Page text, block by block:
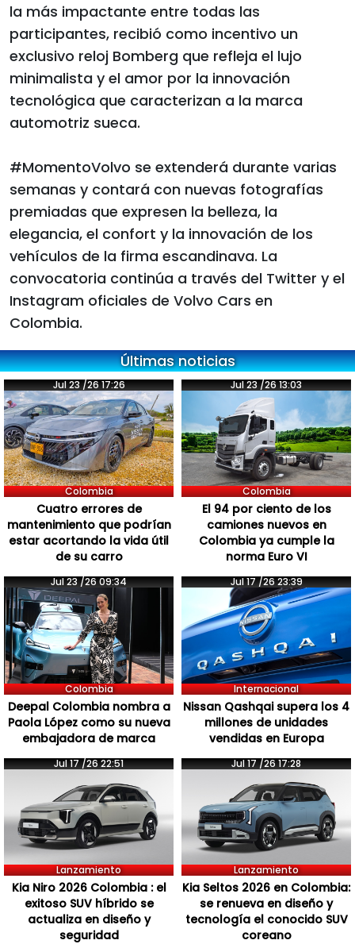
la más impactante entre todas las
participantes, recibió como incentivo un
exclusivo reloj Bomberg que refleja el lujo
minimalista y el amor por la innovación
tecnológica que caracterizan a la marca
automotriz sueca.
#MomentoVolvo se extenderá durante varias
semanas y contará con nuevas fotografías
premiadas que expresen la belleza, la
elegancia, el confort y la innovación de los
vehículos de la firma escandinava. La
convocatoria continúa a través del Twitter y el
Instagram oficiales de Volvo Cars en
Colombia.
Últimas noticias
Jul 23 /26 17:26
Colombia
Cuatro errores de
mantenimiento que podrían
estar acortando la vida útil
de su carro
Jul 23 /26 13:03
Colombia
El 94 por ciento de los
camiones nuevos en
Colombia ya cumple la
norma Euro VI
Jul 23 /26 09:34
Colombia
Deepal Colombia nombra a
Paola López como su nueva
embajadora de marca
Jul 17 /26 23:39
Internacional
Nissan Qashqai supera los 4
millones de unidades
vendidas en Europa
Jul 17 /26 22:51
Lanzamiento
Kia Niro 2026 Colombia : el
exitoso SUV híbrido se
actualiza en diseño y
seguridad
Jul 17 /26 17:28
Lanzamiento
Kia Seltos 2026 en Colombia:
se renueva en diseño y
tecnología el conocido SUV
coreano